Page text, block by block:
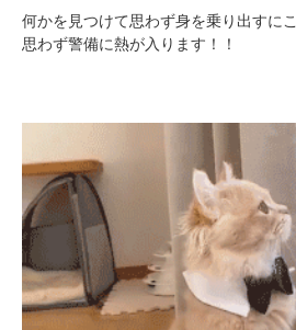
何かを見つけて思わず身を乗り出すにこ
思わず警備に熱が入ります！！
PECOアプリをダウンロー
アプリで開く